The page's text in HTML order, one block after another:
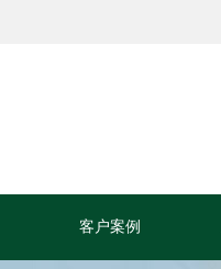
客户案例